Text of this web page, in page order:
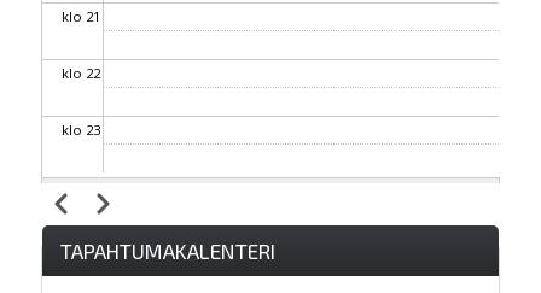
klo 21
klo 22
klo 23
Sivutus
EdellinenSeuraava
TAPAHTUMAKALENTERI